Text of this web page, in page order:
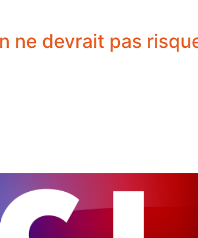
ne devrait pas